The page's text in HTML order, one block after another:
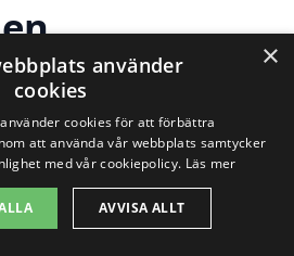
för
i andra
Sjösa
×
använder
cookies
cookies för att förbättra
att använda vår webbplats samtycker
med vår cookiepolicy. Läs mer
AVVISA ALLT